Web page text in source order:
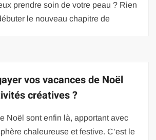
prendre soin de votre peau ? Rien
le nouveau chapitre de
vos vacances de Noël
créatives ?
Noël sont enfin là, apportant avec
chaleureuse et festive. C’est le